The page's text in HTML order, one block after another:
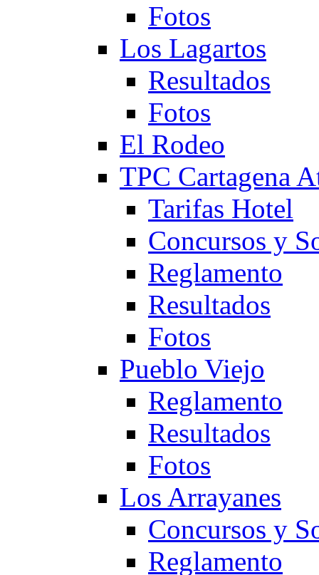
Fotos
Los Lagartos
Resultados
Fotos
El Rodeo
TPC Cartagena
Tarifas Hotel
Concursos y
Reglamento
Resultados
Fotos
Pueblo Viejo
Reglamento
Resultados
Fotos
Los Arrayanes
Concursos y
Reglamento